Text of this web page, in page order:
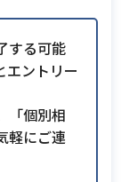
する可能
エントリー
「個別相
軽にご連